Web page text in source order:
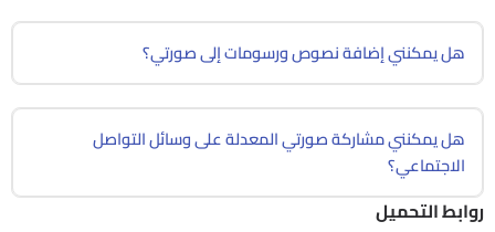
هل يمكنني إضافة نصوص ورسومات إلى صورتي؟
هل يمكنني مشاركة صورتي المعدلة على وسائل التواصل
الاجتماعي؟
روابط التحميل